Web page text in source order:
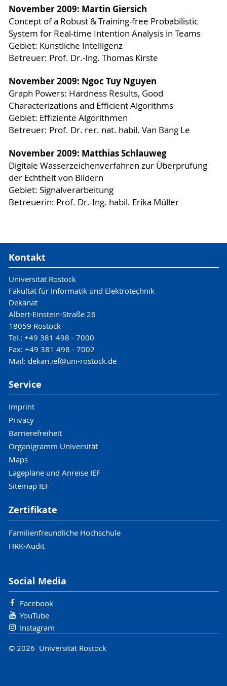
November 2009: Martin Giersich
Concept of a Robust & Training-free Probabilistic
System for Real-time Intention Analysis in Teams
Gebiet: Künstliche Intelligenz
Betreuer: Prof. Dr.-Ing. Thomas Kirste
November 2009: Ngoc Tuy Nguyen
Graph Powers: Hardness Results, Good
Characterizations and Efficient Algorithms
Gebiet: Effiziente Algorithmen
Betreuer: Prof. Dr. rer. nat. habil. Van Bang Le
November 2009: Matthias Schlauweg
Digitale Wasserzeichenverfahren zur Überprüfung
der Echtheit von Bildern
Gebiet: Signalverarbeitung
Betreuerin: Prof. Dr.-Ing. habil. Erika Müller
Kontakt
Universität Rostock
Fakultät für Informatik und Elektrotechnik
Dekanat
Albert-Einstein-Straße 26
18059 Rostock
Tel.: +49 381 498 - 7000
Fax: +49 381 498 - 7002
Mail: dekan.ief@uni-rostock.de
Service
Imprint
Privacy
Barrierefreiheit
Organigramm Universität
Maps
Lagepläne und Anreise IEF
Sitemap IEF
Zertifikate
Familienfreundliche Hochschule
HRK-Audit
Social Media
Facebook
YouTube
Instagram
© 2026 Universität Rostock